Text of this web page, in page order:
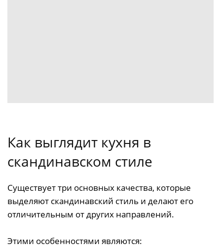
Как выглядит кухня в
скандинавском стиле
Существует три основных качества, которые
выделяют скандинавский стиль и делают его
отличительным от других направлений.
Этими особенностями являются: